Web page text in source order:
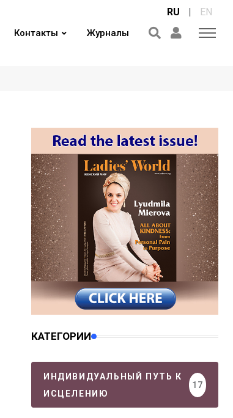
Контакты Журналы
RU | EN
КАТЕГОРИИ
ИНДИВИДУАЛЬНЫЙ ПУТЬ К
ИСЦЕЛЕНИЮ
17